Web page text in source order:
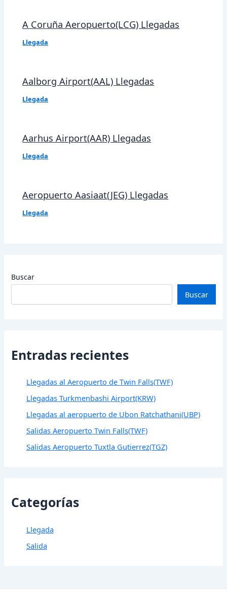
A Coruña Aeropuerto(LCG) Llegadas
Llegada
Aalborg Airport(AAL) Llegadas
Llegada
Aarhus Airport(AAR) Llegadas
Llegada
Aeropuerto Aasiaat(JEG) Llegadas
Llegada
Buscar
Buscar
Entradas recientes
Llegadas al Aeropuerto de Twin Falls(TWF)
Llegadas Turkmenbashi Airport(KRW)
Llegadas al aeropuerto de Ubon Ratchathani(UBP)
Salidas Aeropuerto Twin Falls(TWF)
Salidas Aeropuerto Tuxtla Gutierrez(TGZ)
Categorías
Llegada
Salida